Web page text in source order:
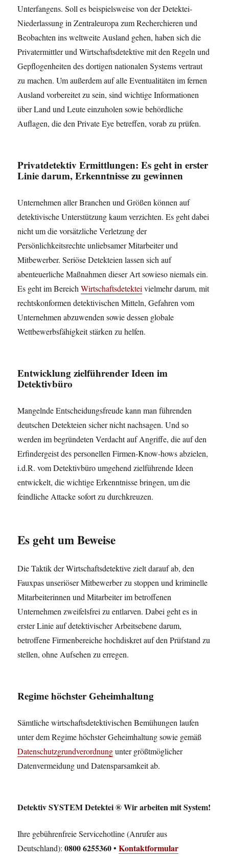
Unterfangens. Soll es beispielsweise von der Detektei-
Niederlassung in Zentraleuropa zum Recherchieren und
Beobachten ins weltweite Ausland gehen, haben sich die
Privatermittler und Wirtschaftsdetektive mit den Regeln und
Gepflogenheiten des dortigen nationalen Systems vertraut
zu machen. Um außerdem auf alle Eventualitäten im fernen
Ausland vorbereitet zu sein, sind wichtige Informationen
über Land und Leute einzuholen sowie behördliche
Auflagen, die den Private Eye betreffen, vorab zu prüfen.
Privatdetektiv Ermittlungen: Es geht in erster
Linie darum, Erkenntnisse zu gewinnen
Unternehmen aller Branchen und Größen können auf
detektivische Unterstützung kaum verzichten. Es geht dabei
nicht um die vorsätzliche Verletzung der
Persönlichkeitsrechte unliebsamer Mitarbeiter und
Mitbewerber. Seriöse Detekteien lassen sich auf
abenteuerliche Maßnahmen dieser Art sowieso niemals ein.
Es geht im BereichWirtschaftsdetektei vielmehr darum, mit
rechtskonformen detektivischen Mitteln, Gefahren vom
Unternehmen abzuwenden sowie dessen globale
Wettbewerbsfähigkeit stärken zu helfen.
Entwicklung zielführender Ideen im
Detektivbüro
Mangelnde Entscheidungsfreude kann man führenden
deutschen Detekteien sicher nicht nachsagen. Und so
werden im begründeten Verdacht auf Angriffe, die auf den
Erfindergeist des personellen Firmen-Know-hows abzielen,
i.d.R. vom Detektivbüro umgehend zielführende Ideen
entwickelt, die wichtige Erkenntnisse bringen, um die
feindliche Attacke sofort zu durchkreuzen.
Es geht um Beweise
Die Taktik der Wirtschaftsdetektive zielt darauf ab, den
Fauxpas unseriöser Mitbewerber zu stoppen und kriminelle
Mitarbeiterinnen und Mitarbeiter im betroffenen
Unternehmen zweifelsfrei zu entlarven. Dabei geht es in
erster Linie auf detektivischer Arbeitsebene darum,
betroffene Firmenbereiche hochdiskret auf den Prüfstand zu
stellen, ohne Aufsehen zu erregen.
Regime höchster Geheimhaltung
Sämtliche wirtschaftsdetektivischen Bemühungen laufen
unter dem Regime höchster Geheimhaltung sowie gemäß
Datenschutzgrundverordnungunter größtmöglicher
Datenvermeidung und Datensparsamkeit ab.
Detektiv SYSTEM Detektei ® Wir arbeiten mit System!
Ihre gebührenfreie Servicehotline (Anrufer aus
Deutschland):0800 6255360•Kontaktformular